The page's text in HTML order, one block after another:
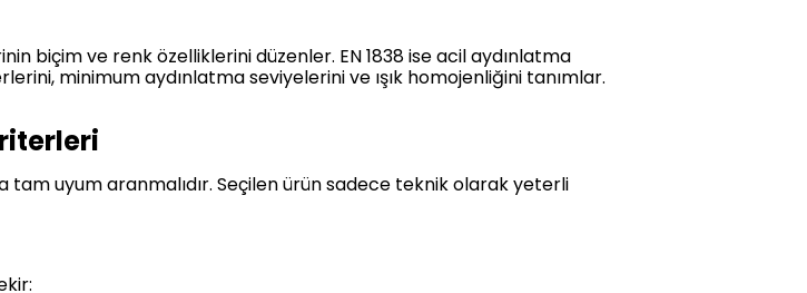
biçim ve renk özelliklerini düzenler. EN 1838 ise acil aydınlatma
minimum aydınlatma seviyelerini ve ışık homojenliğini tanımlar.
tam uyum aranmalıdır. Seçilen ürün sadece teknik olarak yeterli